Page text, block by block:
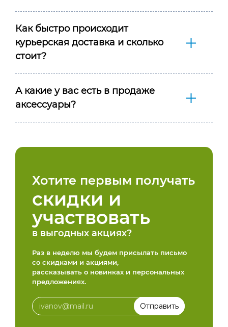
Как быстро происходит
курьерская доставка и сколько
стоит?
А какие у вас есть в продаже
аксессуары?
Хотите первым получать
скидки и
участвовать
в выгодных акциях?
Раз в неделю мы будем присылать письмо
со скидками и акциями,
рассказывать о новинках и персональных
предложениях.